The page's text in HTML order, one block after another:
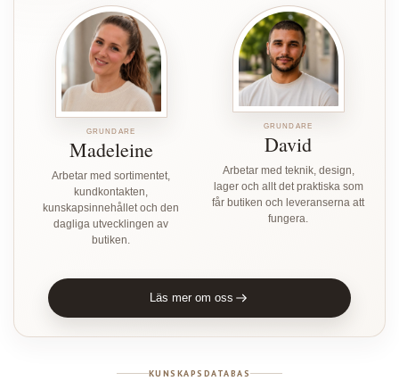
GRUNDARE
Madeleine
Arbetar med sortimentet,
kundkontakten,
kunskapsinnehållet och den
dagliga utvecklingen av
butiken.
GRUNDARE
David
Arbetar med teknik, design,
lager och allt det praktiska som
får butiken och leveranserna att
fungera.
Läs mer om oss
KUNSKAPSDATABAS